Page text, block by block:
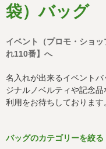
社会貢献活動
著作権と推奨環境につい
よくある質問
袋）バッグ
イベント（プロモ・ショ
れ110番】へ
名入れが出来るイベント
ジナルノベルティや記念
利用をお待ちしております
バッグのカテゴリーを絞る